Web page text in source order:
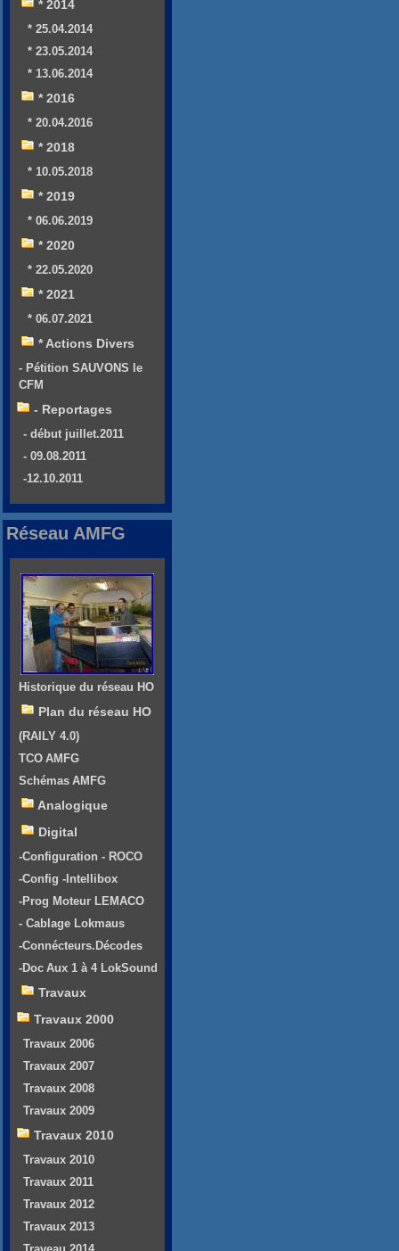
* 2014
* 25.04.2014
* 23.05.2014
* 13.06.2014
* 2016
* 20.04.2016
* 2018
* 10.05.2018
* 2019
* 06.06.2019
* 2020
* 22.05.2020
* 2021
* 06.07.2021
* Actions Divers
- Pétition SAUVONS le
CFM
- Reportages
- début juillet.2011
- 09.08.2011
-12.10.2011
Réseau AMFG
Historique du réseau HO
Plan du réseau HO
(RAILY 4.0)
TCO AMFG
Schémas AMFG
Analogique
Digital
-Configuration - ROCO
-Config -Intellibox
-Prog Moteur LEMACO
- Cablage Lokmaus
-Connécteurs.Décodes
-Doc Aux 1 à 4 LokSound
Travaux
Travaux 2000
Travaux 2006
Travaux 2007
Travaux 2008
Travaux 2009
Travaux 2010
Travaux 2010
Travaux 2011
Travaux 2012
Travaux 2013